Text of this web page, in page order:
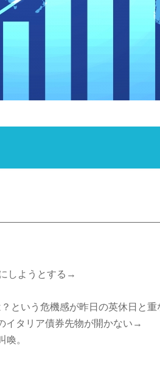
しようとする→
という危機感が昨日の英休日と
イタリア債券先物が開かない→
喚。